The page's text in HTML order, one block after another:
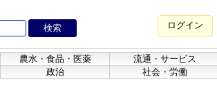
ログイン
農水・食品・医薬
流通・サービス
政治 社会・労働